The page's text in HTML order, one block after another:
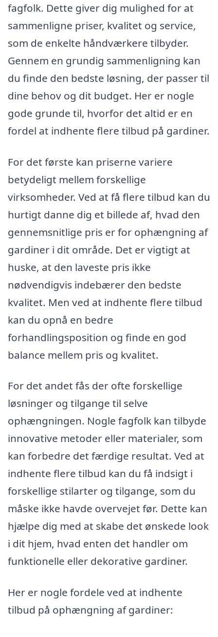
fagfolk. Dette giver dig mulighed for at
sammenligne priser, kvalitet og service,
som de enkelte håndværkere tilbyder.
Gennem en grundig sammenligning kan
du finde den bedste løsning, der passer til
dine behov og dit budget. Her er nogle
gode grunde til, hvorfor det altid er en
fordel at indhente flere tilbud på gardiner.
For det første kan priserne variere
betydeligt mellem forskellige
virksomheder. Ved at få flere tilbud kan du
hurtigt danne dig et billede af, hvad den
gennemsnitlige pris er for ophængning af
gardiner i dit område. Det er vigtigt at
huske, at den laveste pris ikke
nødvendigvis indebærer den bedste
kvalitet. Men ved at indhente flere tilbud
kan du opnå en bedre
forhandlingsposition og finde en god
balance mellem pris og kvalitet.
For det andet fås der ofte forskellige
løsninger og tilgange til selve
ophængningen. Nogle fagfolk kan tilbyde
innovative metoder eller materialer, som
kan forbedre det færdige resultat. Ved at
indhente flere tilbud kan du få indsigt i
forskellige stilarter og tilgange, som du
måske ikke havde overvejet før. Dette kan
hjælpe dig med at skabe det ønskede look
i dit hjem, hvad enten det handler om
funktionelle eller dekorative gardiner.
Her er nogle fordele ved at indhente
tilbud på ophængning af gardiner: